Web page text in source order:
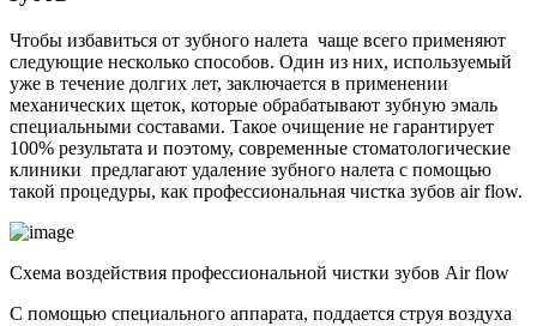
Чтобы избавиться от зубного налета чаще всего применяют
следующие несколько способов. Один из них, используемый
уже в течение долгих лет, заключается в применении
механических щеток, которые обрабатывают зубную эмаль
специальными составами. Такое очищение не гарантирует
100% результата и поэтому, современные стоматологические
клиники предлагают удаление зубного налета с помощью
такой процедуры, как профессиональная чистка зубов air flow.
Схема воздействия профессиональной чистки зубов Air flow
С помощью специального аппарата, поддается струя воздуха